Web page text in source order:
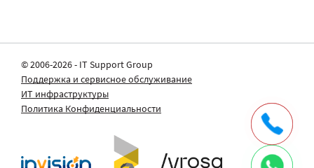
© 2006-2026 - IT Support Group
Поддержка и сервисное обслуживание
ИТ инфраструктуры
Политика Конфиденциальности